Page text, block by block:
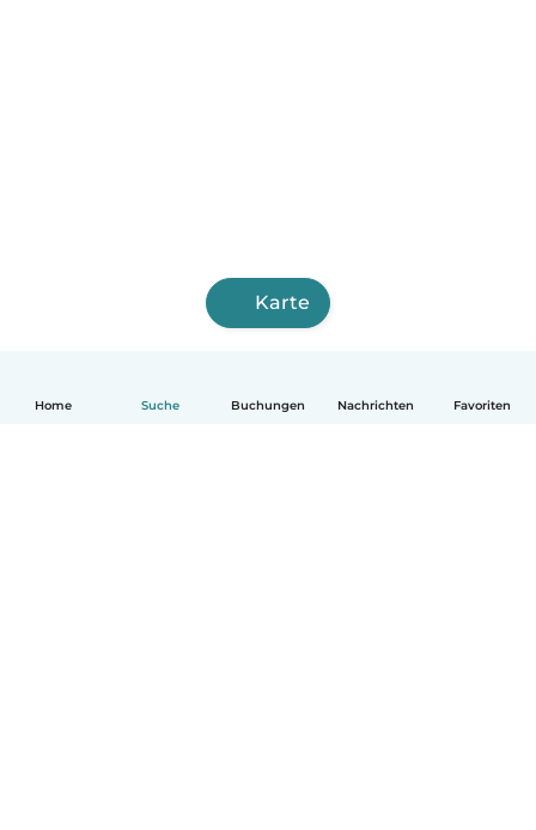
Home Suche Buchungen Nachrichten Favoriten
Karte